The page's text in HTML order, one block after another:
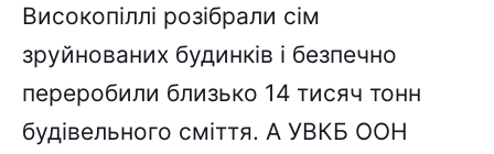
Високопіллі розібрали сім
зруйнованих будинків і безпечно
переробили близько 14 тисяч тонн
будівельного сміття. А УВКБ ООН